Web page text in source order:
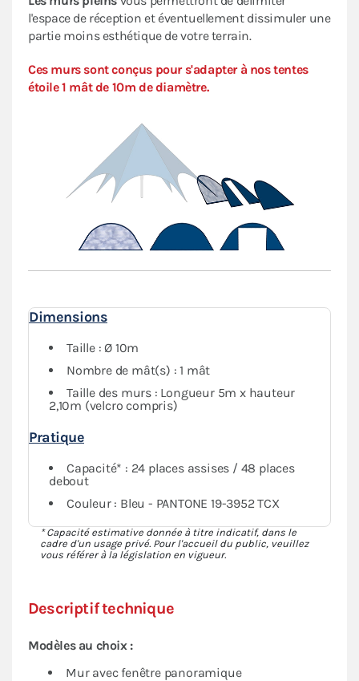
l'espace de réception et éventuellement dissimuler une
partie moins esthétique de votre terrain.
Ces murs sont conçus pour s'adapter à nos tentes
étoile 1 mât de 10m de diamètre.
Descriptif technique
Modèles au choix :
Mur avec fenêtre panoramique
Dimensions
Taille : Ø 10m
Nombre de mât(s) : 1 mât
Taille des murs : Longueur 5m x hauteur
2,10m (velcro compris)
Pratique
Capacité* : 24 places assises / 48 places
debout
Couleur : Bleu - PANTONE 19-3952 TCX
* Capacité estimative donnée à titre indicatif, dans le
cadre d'un usage privé. Pour l'accueil du public, veuillez
vous référer à la législation en vigueur.